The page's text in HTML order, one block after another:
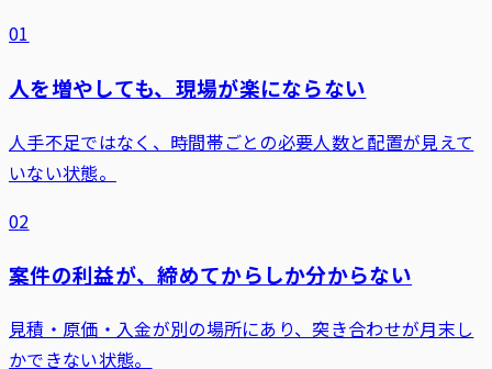
01
人を増やしても、現場が楽にならない
人手不足ではなく、時間帯ごとの必要人数と配置が見えて
いない状態。
02
案件の利益が、締めてからしか分からない
見積・原価・入金が別の場所にあり、突き合わせが月末し
かできない状態。